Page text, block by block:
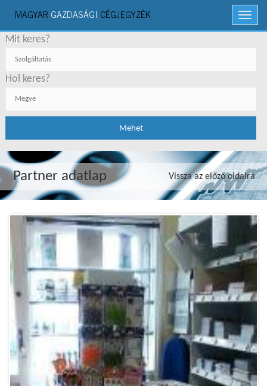
Menü
MAGYAR GAZDASÁGI CÉGJEGYZÉK
Mit keres?
Hol keres?
Partner adatlap Vissza az előző oldalra